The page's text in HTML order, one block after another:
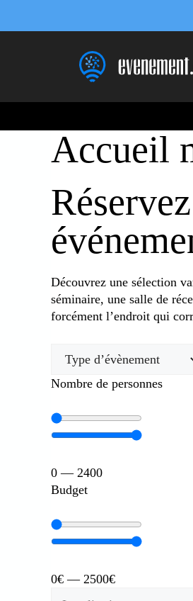
Accueil
Découvrez une sélection
séminaire, une salle de
forcément l’endroit qui
Nombre de personnes
0 — 2400
Budget
0€ — 2500€